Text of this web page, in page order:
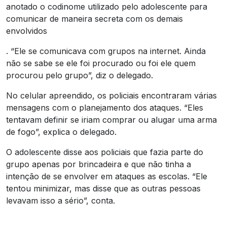
anotado o codinome utilizado pelo adolescente para
comunicar de maneira secreta com os demais
envolvidos
. “Ele se comunicava com grupos na internet. Ainda
não se sabe se ele foi procurado ou foi ele quem
procurou pelo grupo”, diz o delegado.
No celular apreendido, os policiais encontraram várias
mensagens com o planejamento dos ataques. “Eles
tentavam definir se iriam comprar ou alugar uma arma
de fogo”, explica o delegado.
O adolescente disse aos policiais que fazia parte do
grupo apenas por brincadeira e que não tinha a
intenção de se envolver em ataques as escolas. “Ele
tentou minimizar, mas disse que as outras pessoas
levavam isso a sério”, conta.